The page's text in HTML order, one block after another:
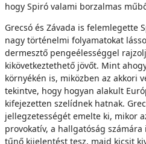
hogy Spiró valami borzalmas
Grecsó és Závada is felemlegette
nagy történelmi folyamatokat
dermesztő pengeélességgel
kikövetkeztethető jövőt. Mint
környékén is, miközben az akkori
tekintve, hogy hogyan alakult
kifejezetten szelídnek hatnak.
jellegzetességét emelte ki, mikor
provokatív, a hallgatóság
tűnő kijelentést tesz, majd kicsit